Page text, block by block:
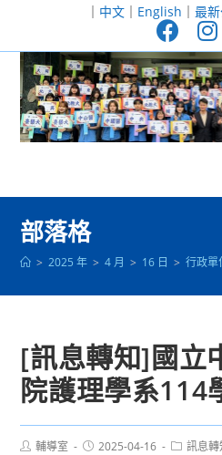
至
｜ 中文｜ English ｜ 最
部落格
> 2025 年 > 4 月 > 16 日 > 行政單
[訊息轉知]國立
院護理學系114
Post輔導室
Post2025-04-16
Post訊息轉